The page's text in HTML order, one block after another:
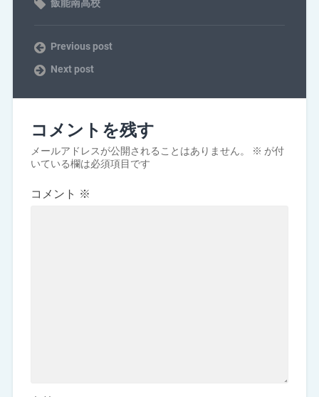
飯能南高校
Previous post
Next post
コメントを残す
メールアドレスが公開されることはありません。 ※ が付
いている欄は必須項目です
コメント ※